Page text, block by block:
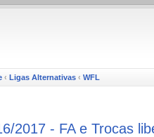
‹ Ligas Alternativas ‹ WFL
2017 - FA e Trocas